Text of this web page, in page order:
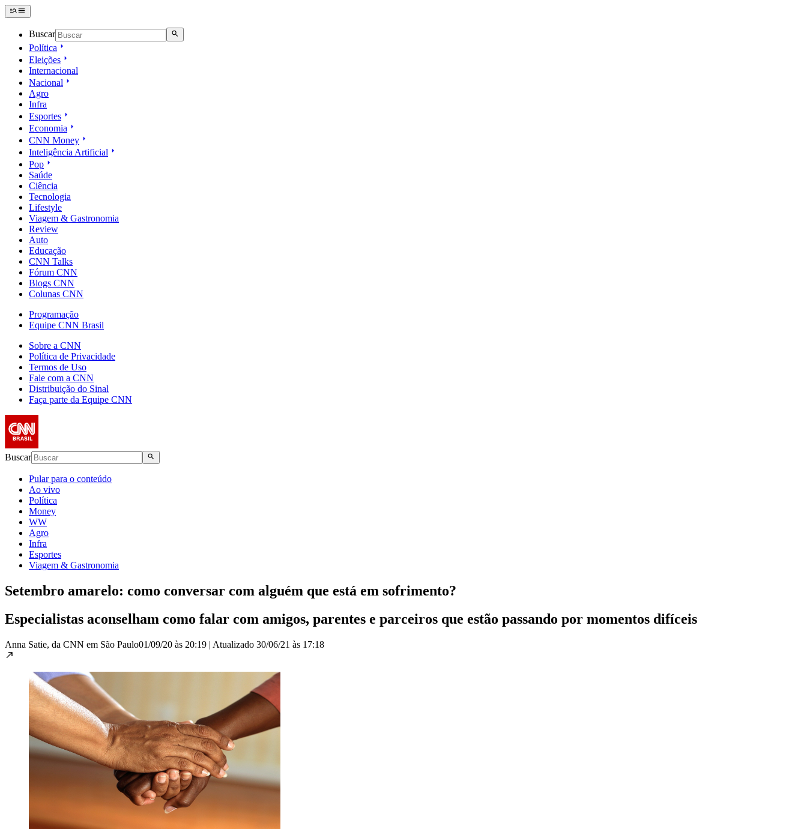
Buscar
Política
Eleições
Internacional
Nacional
Agro
Infra
Esportes
Economia
CNN Money
Inteligência Artificial
Pop
Saúde
Ciência
Tecnologia
Lifestyle
Viagem & Gastronomia
Review
Auto
Educação
CNN Talks
Fórum CNN
Blogs CNN
Colunas CNN
Programação
Equipe CNN Brasil
Sobre a CNN
Política de Privacidade
Termos de Uso
Fale com a CNN
Distribuição do Sinal
Faça parte da Equipe CNN
Buscar
Pular para o conteúdo
Ao vivo
Política
Money
WW
Agro
Infra
Esportes
Viagem & Gastronomia
Setembro amarelo: como conversar com alguém que está em sofrimento?
Especialistas aconselham como falar com amigos, parentes e parceiros que estão passando por momentos difíceis
Anna Satie, da CNN em São Paulo01/09/20 às 20:19 | Atualizado 30/06/21 às 17:18